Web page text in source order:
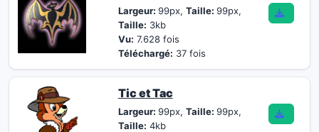
Largeur: 99px, Taille: 99px,
Taille: 3kb
Vu: 7.628 fois
Téléchargé: 37 fois
Tic et Tac
Largeur: 99px, Taille: 99px,
Taille: 4kb